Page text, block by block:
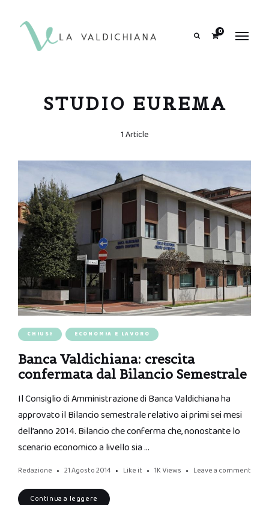
0
STUDIO EUREMA
1 Article
CHIUSI ECONOMIA E LAVORO
Banca Valdichiana: crescita
confermata dal Bilancio Semestrale
Il Consiglio di Amministrazione di Banca Valdichiana ha
approvato il Bilancio semestrale relativo ai primi sei mesi
dell’anno 2014. Bilancio che conferma che, nonostante lo
scenario economico a livello sia …
Redazione 21 Agosto 2014 Like it 1K Views Leave a comment
Continua a leggere